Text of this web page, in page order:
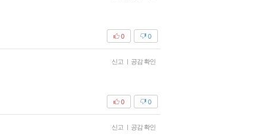
0
0
신고 | 공감 확인
0
0
신고 | 공감 확인